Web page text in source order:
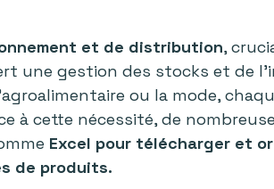
et de distribution,
une gestion des stocks et de
ou la mode,
cette nécessité, de
Excel pour télécharger et
de produits.